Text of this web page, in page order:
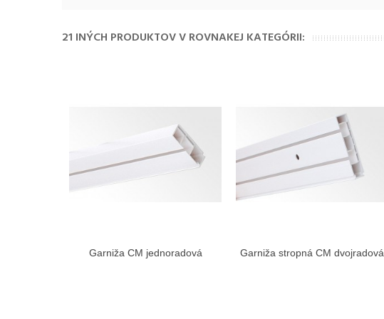
21 INÝCH PRODUKTOV V ROVNAKEJ KATEGÓRII:
Zobraziť viac
Garniža CM jednoradová Zobraziť viac
Garniža stropná CM dvojradová